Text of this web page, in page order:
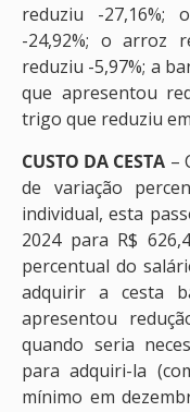
reduziu -27,16%;
-24,92%; o arroz
reduziu -5,97%; a
que apresentou
trigo que reduziu
CUSTO DA CESTA –
de variação
individual, esta
2024 para R$
percentual do
adquirir a cesta
apresentou
quando seria
para adquiri-la
mínimo em